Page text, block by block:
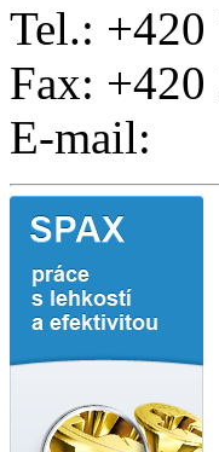
Tel.: +420
Fax: +420
E-mail: